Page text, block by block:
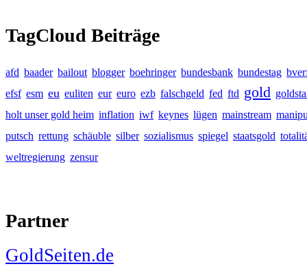
TagCloud Beiträge
afd baader bailout blogger boehringer bundesbank bundestag
efsf esm eu euliten eur euro ezb falschgeld fed ftd gold
holt unser gold heim inflation iwf keynes lügen mainstream
putsch rettung schäuble silber sozialismus spiegel staatsgold
weltregierung zensur
Partner
GoldSeiten.de